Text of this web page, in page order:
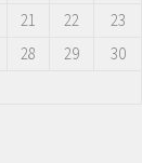
21 22
23
28 29
30